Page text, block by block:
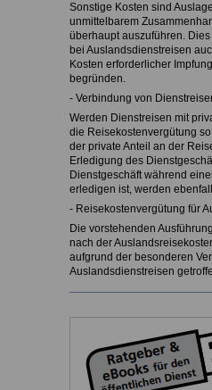
Sonstige Kosten sind
unmittelbarem
überhaupt auszuführen.
bei Auslandsdienstreisen
Kosten erforderlicher
begründen.
- Verbindung von
Werden Dienstreisen mit
die Reisekostenvergütung
der private Anteil an der
Erledigung des
Dienstgeschäft während
erledigen ist, werden
- Reisekostenvergütung für
Die vorstehenden
nach der
aufgrund der besonderen
Auslandsdienstreisen